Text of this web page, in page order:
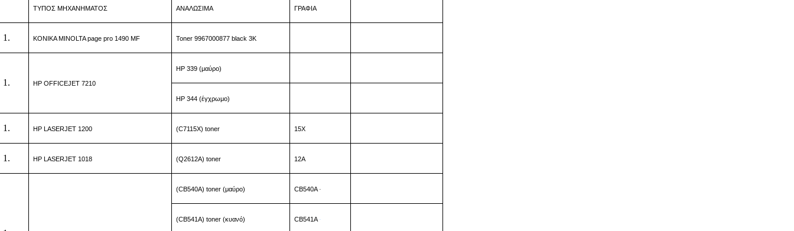
ΤΥΠΟΣ ΜΗΧΑΝΗΜΑΤΟΣ ΑΝΑΛΩΣΙΜΑ ΓΡΑΦΙΑ
KONIKA MINOLTA page pro 1490 MF Toner9967000877black 3K
HP OFFICEJET 7210
HP 339 (μαύρο)
HP 344 (έγχρωμο)
HP LASERJET 1200 (C7115X) toner 15Χ
HP LASERJET 1018 (Q2612A) toner 12A
(CB540A) toner (μαύρο) CB540A ·
(CB541A) toner (κυανό) CB541A ·